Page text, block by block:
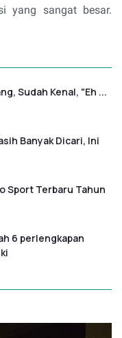
yang sangat besar.
Sudah Kenal, "Eh ...
Banyak Dicari, Ini
Sport Terbaru Tahun
6 perlengkapan